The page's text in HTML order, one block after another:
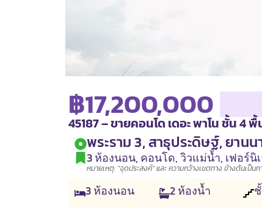
฿17,200,000
45187 – ขายคอนโด เดอะ พาโน ชั้น 4
พระราม 3, สาธุประดิษฐ์, ยานน
3 ห้องนอน, คอนโด,วิวแม่น้ำ, เฟอร์นิ
หมายเหตุ: "จุดประสงค์" และ ความกว้างเขตทาง ข้างต้นเป็น
3ห้องนอน 2ห้องน้ำ